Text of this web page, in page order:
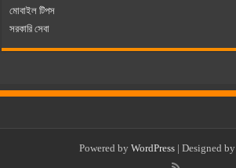
মোবাইল টিপস
সরকারি সেবা
Powered by WordPress | Designed by